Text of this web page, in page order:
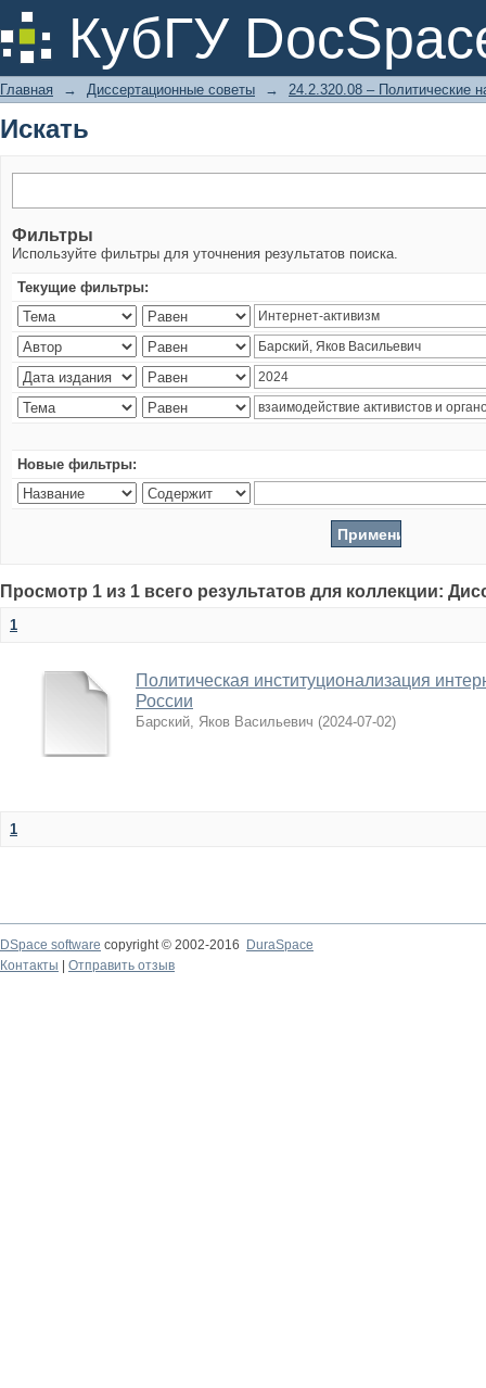
КубГУ
Искать
Главная → Диссертационные советы → 24.2.320.08 – Политические
Искать
Фильтры
Используйте фильтры для уточнения результатов поиска.
Текущие фильтры:
Новые фильтры:
Просмотр 1 из 1 всего результатов для коллекции:
1
Политическая институционализация
России
Барский, Яков Васильевич (2024-07-02)
1
DSpace software copyright © 2002-2016
DuraSpace
Контакты
Отправить отзыв